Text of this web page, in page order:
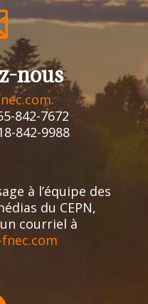
nous
842-7672
842-9988
à l’équipe des
du CEPN,
courriel à